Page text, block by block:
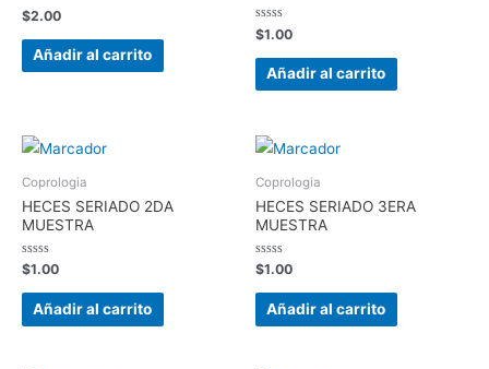
Valorado
en
0
$2.00
Añadir al carrito
Valorado
en
0
$1.00
Añadir al carrito
Coprologia
HECES SERIADO 2DA
MUESTRA
Valorado
en
0
$1.00
Añadir al carrito
Coprologia
HECES SERIADO 3ERA
MUESTRA
Valorado
en
0
$1.00
Añadir al carrito